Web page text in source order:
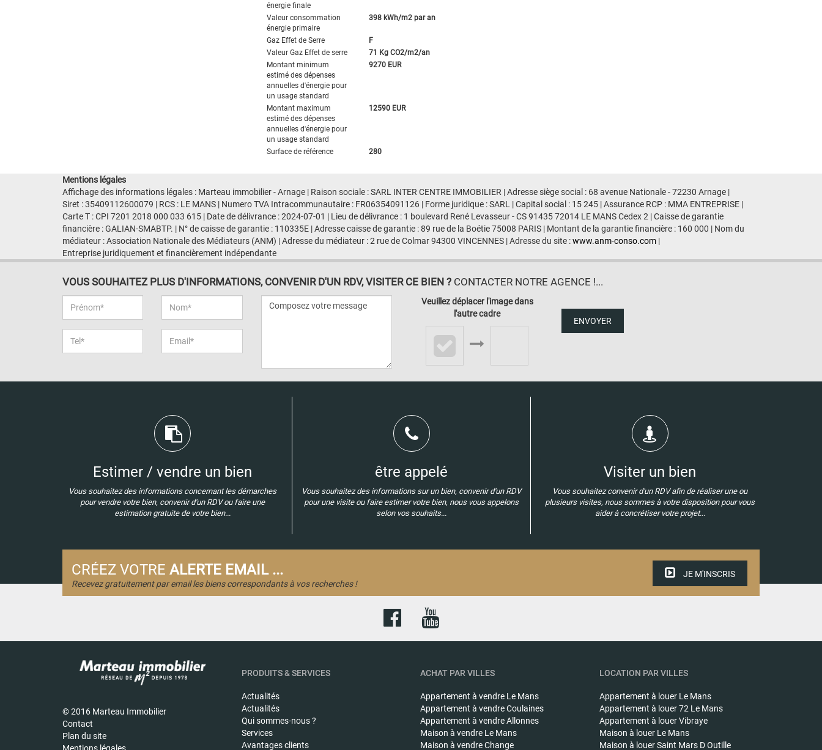
énergie finale
Valeur consommation
énergie primaire
398 kWh/m2 par an
Gaz Effet de Serre
F
Valeur Gaz Effet de serre
71 Kg CO2/m2/an
Montant minimum
estimé des dépenses
annuelles d'énergie pour
un usage standard
9270 EUR
Montant maximum
estimé des dépenses
annuelles d'énergie pour
un usage standard
12590 EUR
Surface de référence 280
Mentions légales
Affichage des informations légales : Marteau immobilier - Arnage | Raison sociale : SARL INTER CENTRE IMMOBILIER | Adresse siège social : 68 avenue Nationale - 72230 Arnage |
Siret : 35409112600079 | RCS : LE MANS | Numero TVA Intracommunautaire : FR06354091126 | Forme juridique : SARL | Capital social : 15 245 | Assurance RCP : MMA ENTREPRISE |
Carte T : CPI 7201 2018 000 033 615 | Date de délivrance : 2024-07-01 | Lieu de délivrance : 1 boulevard René Levasseur - CS 91435 72014 LE MANS Cedex 2 | Caisse de garantie
financière : GALIAN-SMABTP. | N° de caisse de garantie : 110335E | Adresse caisse de garantie : 89 rue de la Boétie 75008 PARIS | Montant de la garantie financière : 160 000 | Nom du
médiateur : Association Nationale des Médiateurs (ANM) | Adresse du médiateur : 2 rue de Colmar 94300 VINCENNES | Adresse du site :www.anm-conso.com |
Entreprise juridiquement et financièrement indépendante
VOUS SOUHAITEZ PLUS D'INFORMATIONS, CONVENIR D'UN RDV, VISITER CE BIEN ? CONTACTER NOTRE AGENCE !...
Veuillez déplacer l'image dans
l'autre cadre
ENVOYER
Estimer / vendre un bien
Vous souhaitez des informations concernant les démarches
pour vendre votre bien, convenir d'un RDV ou faire une
estimation gratuite de votre bien...
être appelé
Vous souhaitez des informations sur un bien, convenir d'un RDV
pour une visite ou faire estimer votre bien, nous vous appelons
selon vos souhaits...
Visiter un bien
Vous souhaitez convenir d'un RDV afin de réaliser une ou
plusieurs visites, nous sommes à votre disposition pour vous
aider à concrétiser votre projet...
CRÉEZ VOTRE ALERTE EMAIL ...
Recevez gratuitement par email les biens correspondants à vos recherches !
JE M'INSCRIS
© 2016 Marteau Immobilier
Contact
Plan du site
Mentions légales
PRODUITS & SERVICES
Actualités
Actualités
Qui sommes-nous ?
Services
Avantages clients
ACHAT PAR VILLES
Appartement à vendre Le Mans
Appartement à vendreCoulaines
Appartement à vendreAllonnes
Maison à vendre Le Mans
Maison à vendreChange
LOCATION PAR VILLES
Appartement à louer Le Mans
Appartement à louer72 Le Mans
Appartement à louerVibraye
Maison à louer Le Mans
Maison à louerSaint Mars D Outille